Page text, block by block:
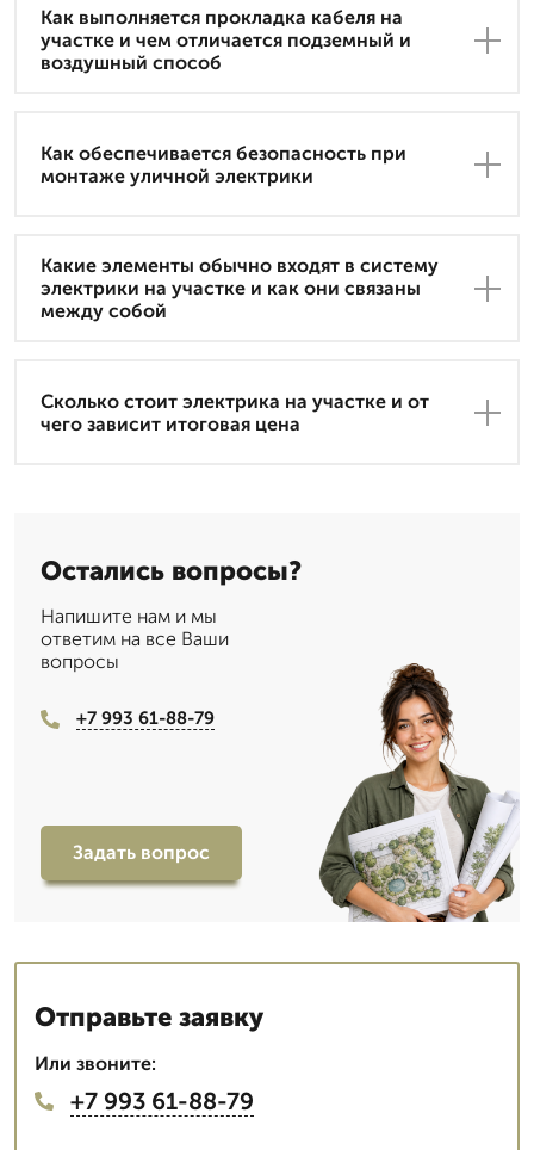
Как выполняется прокладка кабеля на
участке и чем отличается подземный и
воздушный способ
Как обеспечивается безопасность при
монтаже уличной электрики
Какие элементы обычно входят в систему
электрики на участке и как они связаны
между собой
Сколько стоит электрика на участке и от
чего зависит итоговая цена
Остались вопросы?
Напишите нам и мы
ответим на все Ваши
вопросы
+7 993 61-88-79
Задать вопрос
Отправьте заявку
Или звоните:
+7 993 61-88-79